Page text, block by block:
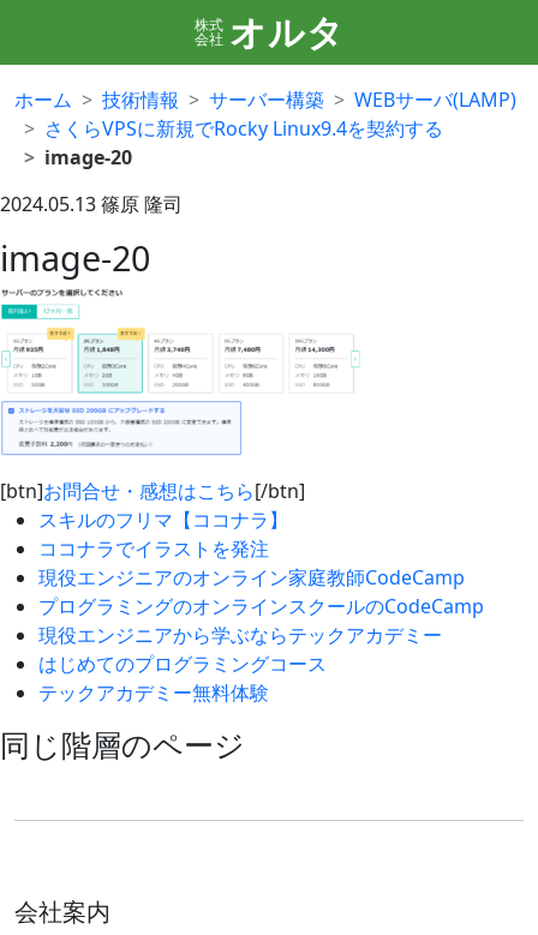
株式
会社 オルタ
ホーム 技術情報 サーバー構築
WEBサーバ(LAMP)
さくらVPSに新規でRocky Linux9.4を契約する
image-20
2024.05.13篠原 隆司
image-20
[btn]お問合せ・感想はこちら[/btn]
スキルのフリマ【ココナラ】
ココナラでイラストを発注
現役エンジニアのオンライン家庭教師CodeCamp
プログラミングのオンラインスクールのCodeCamp
現役エンジニアから学ぶならテックアカデミー
はじめてのプログラミングコース
テックアカデミー無料体験
同じ階層のページ
会社案内